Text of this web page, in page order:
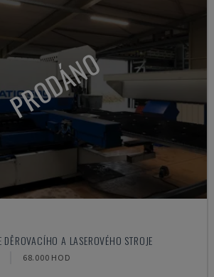
PRODÁNO
A LASEROVÉHO STROJE
68.000 HOD